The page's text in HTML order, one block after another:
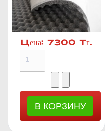
Цена: 7300 Тг.